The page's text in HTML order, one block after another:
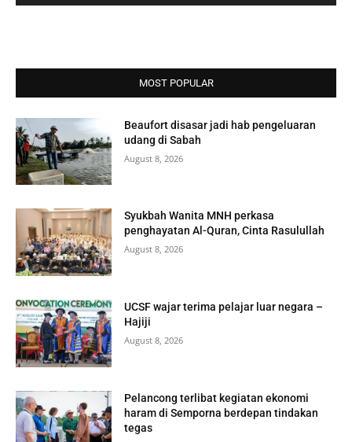
MOST POPULAR
Beaufort disasar jadi hab pengeluaran
udang di Sabah
August 8, 2026
Syukbah Wanita MNH perkasa
penghayatan Al-Quran, Cinta Rasulullah
August 8, 2026
UCSF wajar terima pelajar luar negara –
Hajiji
August 8, 2026
Pelancong terlibat kegiatan ekonomi
haram di Semporna berdepan tindakan
tegas